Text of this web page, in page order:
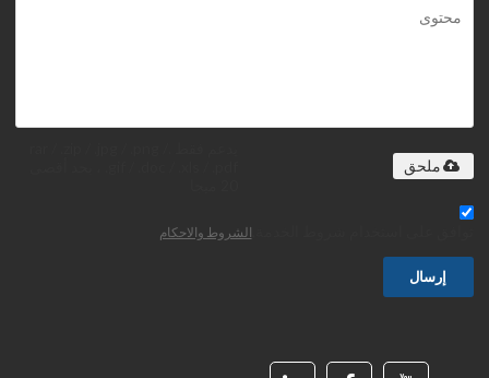
ملحق
الشروط والاحكام
إرسال